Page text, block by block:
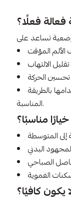
فعلًا؟
المؤقت
تقليل الالتهاب
تحسين الحركة
بالطريقة
المناسبة.
مناسبًا؟
إلى المتوسطة
البدني
الصباحي
الفموية
يكون كافيًا؟